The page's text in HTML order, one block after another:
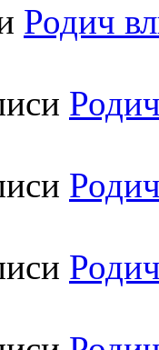
Родич